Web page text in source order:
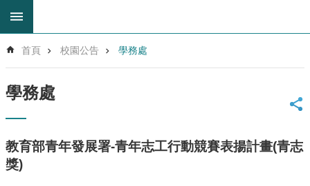
跳到主要內容區塊
階
搜
首
頁
網
站
首頁 校園公告 學務處
學務處
教育部青年發展署-青年志工行動競賽表揚計畫(青志
獎)